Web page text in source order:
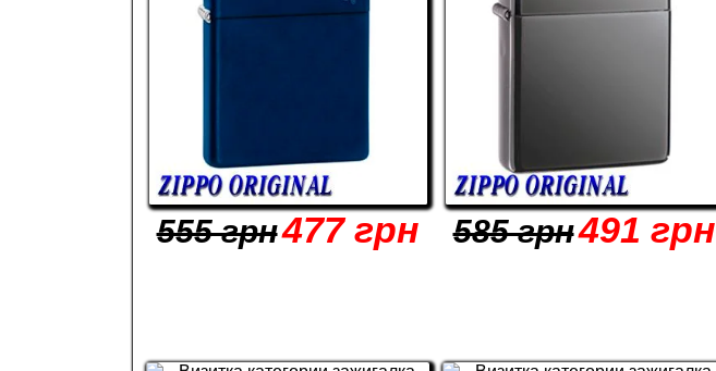
555 грн477 грн 585 грн491 грн